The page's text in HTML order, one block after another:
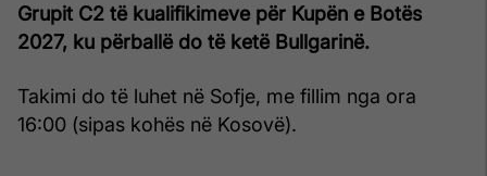
Grupit C2 të kualifikimeve për Kupën e Botës
2027, ku përballë do të ketë Bullgarinë.
Takimi do të luhet në Sofje, me fillim nga ora
16:00 (sipas kohës në Kosovë).